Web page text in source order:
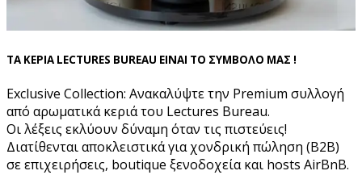
ΤΑ ΚΕΡΙΑ LECTURES BUREAU ΕΙΝΑΙ ΤΟ ΣΥΜΒΟΛΟ ΜΑΣ !
Exclusive Collection: Ανακαλύψτε την Premium συλλογή
από αρωματικά κεριά του Lectures Bureau.
Οι λέξεις εκλύουν δύναμη όταν τις πιστεύεις!
Διατίθενται αποκλειστικά για χονδρική πώληση (B2B)
σε επιχειρήσεις, boutique ξενοδοχεία και hosts AirBnB.